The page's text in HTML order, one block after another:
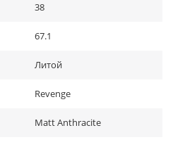
38
67.1
Литой
Revenge
Matt Anthracite